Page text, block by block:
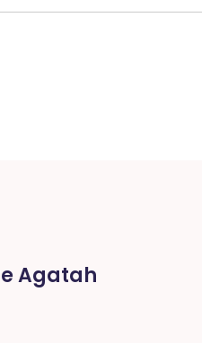
Agatah